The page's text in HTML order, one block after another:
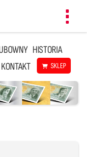
HISTORIA
KONTAKT SKLEP